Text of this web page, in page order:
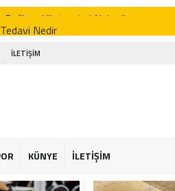
Nedir
Zehirler Mi
Faydaları
Şekeriniz Olabilir! İnteraktif Öğren
İLETİŞİM
KÜNYE İLETİŞİM